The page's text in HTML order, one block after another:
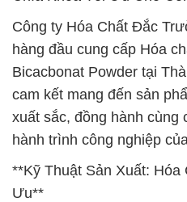
Công ty Hóa Chất Đắc
hàng đầu cung cấp Hóa
Bicacbonat Powder tại
cam kết mang đến sản
xuất sắc, đồng hành cùng
hành trình công nghiệp
**Kỹ Thuật Sản Xuất: Hóa
Ưu**